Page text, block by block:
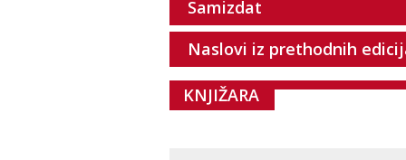
Samizdat
Naslovi iz prethodnih
KNJIŽARA